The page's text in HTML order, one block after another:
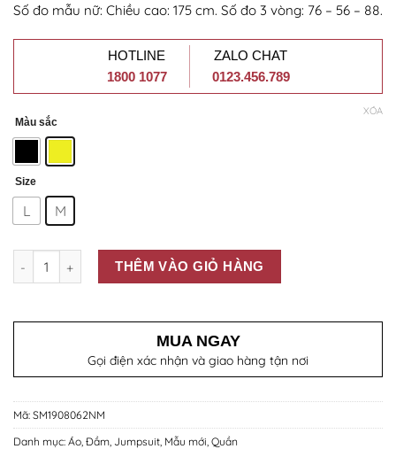
Số đo mẫu nữ: Chiều cao: 175 cm. Số đo 3 vòng: 76 – 56 – 88.
HOTLINE
1800 1077
ZALO CHAT
0123.456.789
Màu sắc
Size
L M
XÓA
THÊM VÀO GIỎ HÀNG
MUA NGAY
Gọi điện xác nhận và giao hàng tận nơi
Mã: SM1908062NM
Danh mục: Áo Đầm Jumpsuit Mẫu mới Quần